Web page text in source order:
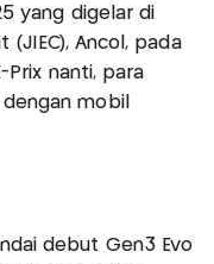
yang digelar di
(JIEC), Ancol, pada
Prix nanti, para
mobil
debut Gen3 Evo